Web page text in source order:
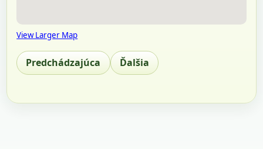
View Larger Map
Predchádzajúca Ďalšia